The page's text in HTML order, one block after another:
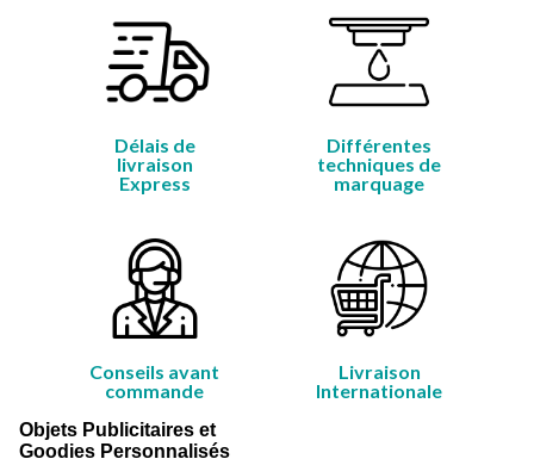
Délais de
livraison
Express
Différentes
techniques de
marquage
Conseils avant
commande
Livraison
Internationale
Objets Publicitaires et
Goodies Personnalisés